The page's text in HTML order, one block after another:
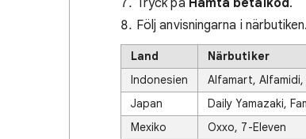
Tryck på Hämta betalkod.
Följ anvisningarna i närbutiken.
Land
Närbutiker
Indonesien
Alfamart,
Japan
Daily Yamazaki,
Mexiko
Oxxo, 7-Eleven